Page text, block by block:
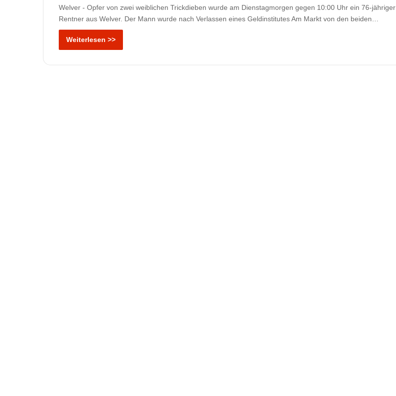
Welver - Opfer von zwei weiblichen Trickdieben wurde am Dienstagmorgen gegen 10:00 Uhr ein 76-jähriger
Rentner aus Welver. Der Mann wurde nach Verlassen eines Geldinstitutes Am Markt von den beiden…
Weiterlesen >>